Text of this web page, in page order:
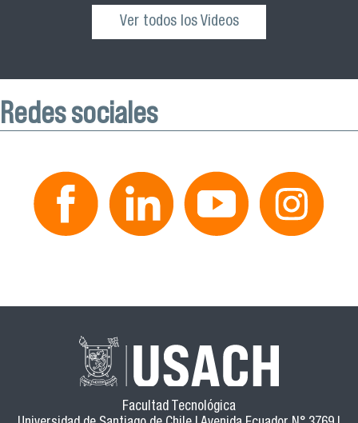
Ver todos los Videos
Redes sociales
Facultad Tecnológica